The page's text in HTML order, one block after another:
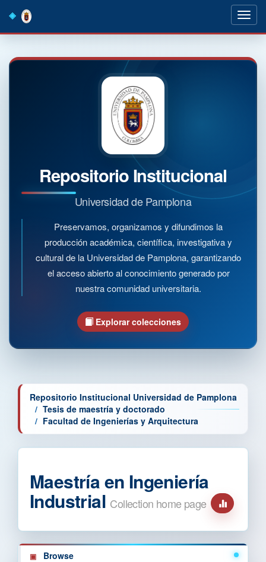
navigation
Repositorio Institucional
Universidad de Pamplona
Preservamos, organizamos y difundimos la
producción académica, científica, investigativa y
cultural de la Universidad de Pamplona, garantizando
el acceso abierto al conocimiento generado por
nuestra comunidad universitaria.
Explorar colecciones
Repositorio Institucional Universidad de Pamplona
Tesis de maestría y doctorado
Facultad de Ingenierías y Arquitectura
Maestría en Ingeniería
Industrial Collection home page
Browse